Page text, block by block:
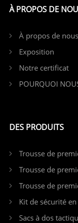
À PROPOS DE
À propos de nous
Exposition
Notre certificat
POURQUOI
DES PRODUITS
Trousse de
Trousse de
Trousse de
Kit de sécurité
Sacs à dos